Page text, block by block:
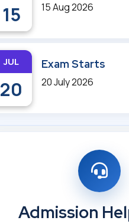
15 15 Aug 2026
JUL
20
Exam Starts
20 July 2026
Admission